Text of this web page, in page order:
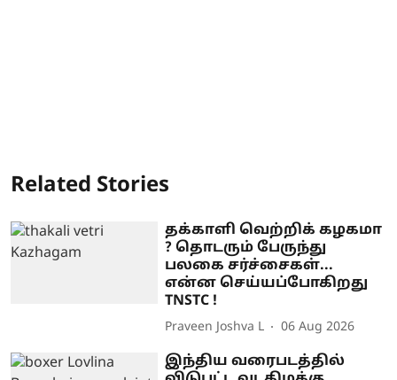
Related Stories
தக்காளி வெற்றிக் கழகமா
? தொடரும் பேருந்து
பலகை சர்ச்சைகள்...
என்ன செய்யப்போகிறது
TNSTC !
Praveen Joshva L 06 Aug 2026
இந்திய வரைபடத்தில்